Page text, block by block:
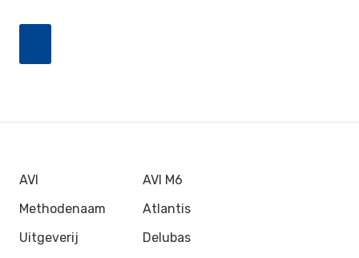
AVI
AVI M6
Methodenaam
Atlantis
Uitgeverij
Delubas